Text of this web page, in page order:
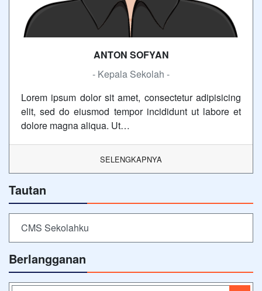
ANTON SOFYAN
- Kepala Sekolah -
Lorem ipsum dolor sit amet, consectetur adipisicing
elit, sed do eiusmod tempor incididunt ut labore et
dolore magna aliqua. Ut…
SELENGKAPNYA
Tautan
CMS Sekolahku
Berlangganan